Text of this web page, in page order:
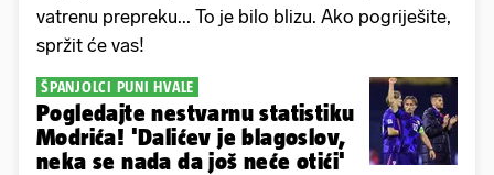
vatrenu prepreku... To je bilo blizu. Ako pogriješite,
spržit će vas!
ŠPANJOLCI PUNI HVALE
Pogledajte nestvarnu statistiku
Modrića! 'Dalićev je blagoslov,
neka se nada da još neće otići'